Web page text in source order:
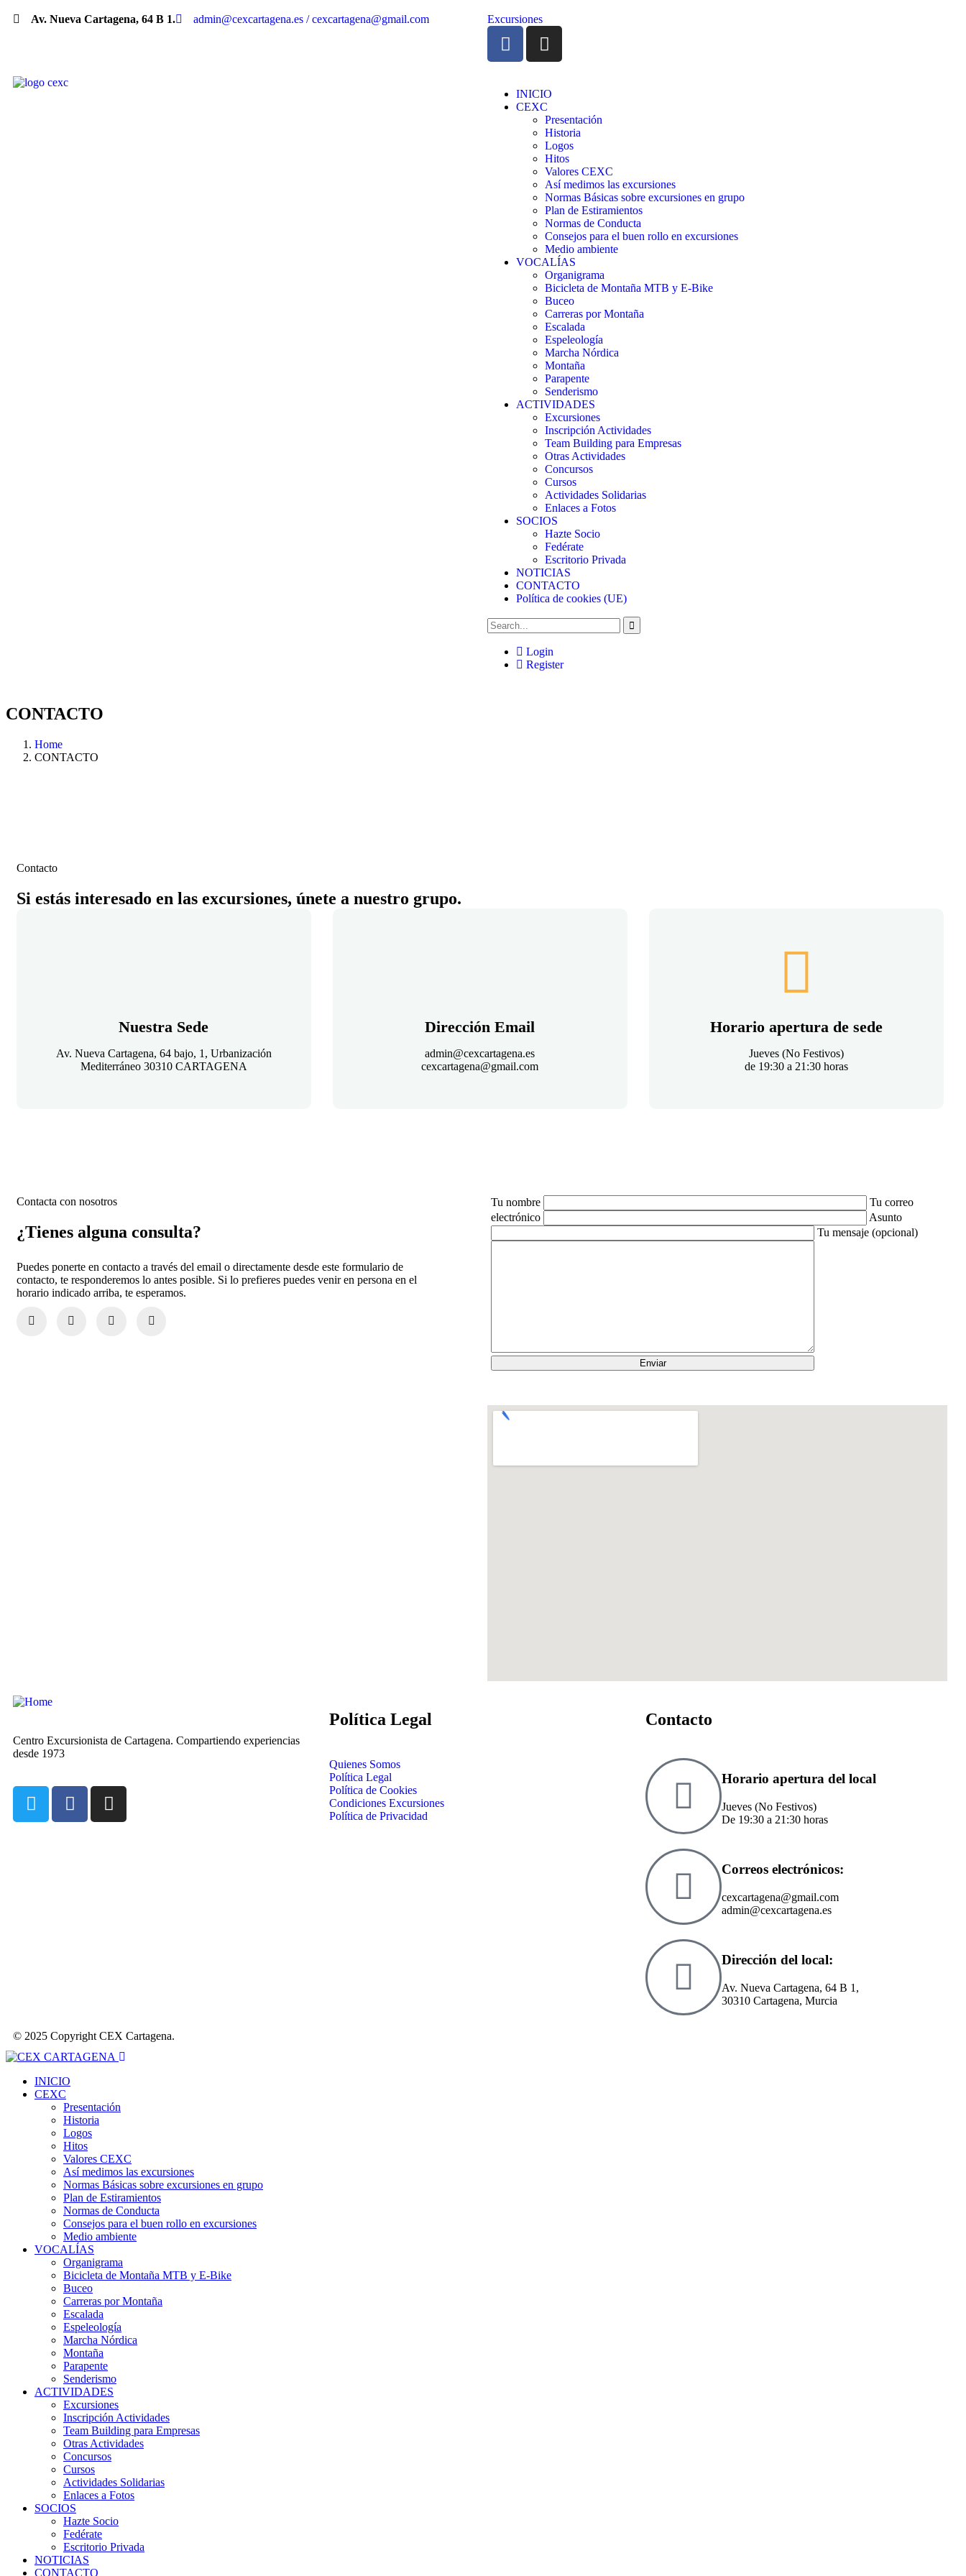
Av. Nueva Cartagena, 64 B 1. admin@cexcartagena.es / cexcartagena@gmail.com Excursiones
INICIO
CEXC
Presentación
Historia
Logos
Hitos
Valores CEXC
Así medimos las excursiones
Normas Básicas sobre excursiones en grupo
Plan de Estiramientos
Normas de Conducta
Consejos para el buen rollo en excursiones
Medio ambiente
VOCALÍAS
Organigrama
Bicicleta de Montaña MTB y E-Bike
Buceo
Carreras por Montaña
Escalada
Espeleología
Marcha Nórdica
Montaña
Parapente
Senderismo
ACTIVIDADES
Excursiones
Inscripción Actividades
Team Building para Empresas
Otras Actividades
Concursos
Cursos
Actividades Solidarias
Enlaces a Fotos
SOCIOS
Hazte Socio
Fedérate
Escritorio Privada
NOTICIAS
CONTACTO
Política de cookies (UE)
Login
Register
CONTACTO
Home
CONTACTO
Contacto
Si estás interesado en las excursiones, únete a nuestro grupo.
Nuestra Sede
Av. Nueva Cartagena, 64 bajo, 1, Urbanización
Mediterráneo 30310 CARTAGENA
Dirección Email
admin@cexcartagena.es
cexcartagena@gmail.com
Horario apertura de sede
Jueves (No Festivos)
de 19:30 a 21:30 horas
Contacta con nosotros
¿Tienes alguna consulta?
Puedes ponerte en contacto a través del email o directamente desde este formulario de
contacto, te responderemos lo antes posible. Si lo prefieres puedes venir en persona en el
horario indicado arriba, te esperamos.
Tu nombre
Tu correo
electrónico
Asunto
Tu mensaje (opcional)
Centro Excursionista de Cartagena. Compartiendo experiencias
desde 1973
Política Legal
Quienes Somos
Política Legal
Política de Cookies
Condiciones Excursiones
Política de Privacidad
Contacto
Horario apertura del local
Jueves (No Festivos)
De 19:30 a 21:30 horas
Correos electrónicos:
cexcartagena@gmail.com
admin@cexcartagena.es
Dirección del local:
Av. Nueva Cartagena, 64 B 1,
30310 Cartagena, Murcia
© 2025 Copyright CEX Cartagena.
INICIO
CEXC
Presentación
Historia
Logos
Hitos
Valores CEXC
Así medimos las excursiones
Normas Básicas sobre excursiones en grupo
Plan de Estiramientos
Normas de Conducta
Consejos para el buen rollo en excursiones
Medio ambiente
VOCALÍAS
Organigrama
Bicicleta de Montaña MTB y E-Bike
Buceo
Carreras por Montaña
Escalada
Espeleología
Marcha Nórdica
Montaña
Parapente
Senderismo
ACTIVIDADES
Excursiones
Inscripción Actividades
Team Building para Empresas
Otras Actividades
Concursos
Cursos
Actividades Solidarias
Enlaces a Fotos
SOCIOS
Hazte Socio
Fedérate
Escritorio Privada
NOTICIAS
CONTACTO